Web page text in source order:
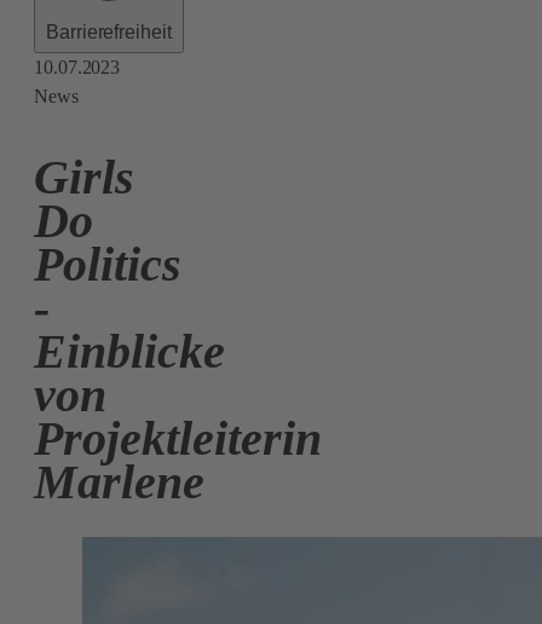
Barrierefreiheit
10.07.2023
News
Girls
Do
Politics
-
Einblicke
von
Projektleiterin
Marlene